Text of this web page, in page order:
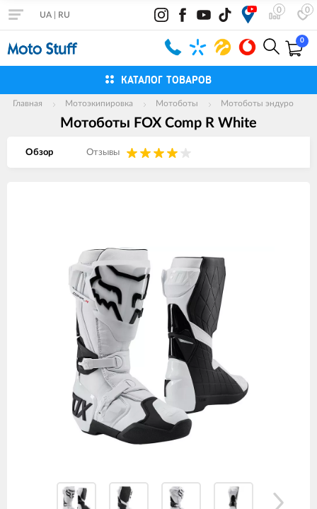
0 0
UA RU
0
КАТАЛОГ ТОВАРОВ
Главная Мотоэкипировка Мотоботы Мотоботы эндуро
Мотоботы FOX Comp R White
Обзор Отзывы